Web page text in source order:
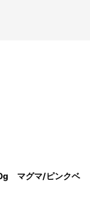
マグマ/ピンクベ